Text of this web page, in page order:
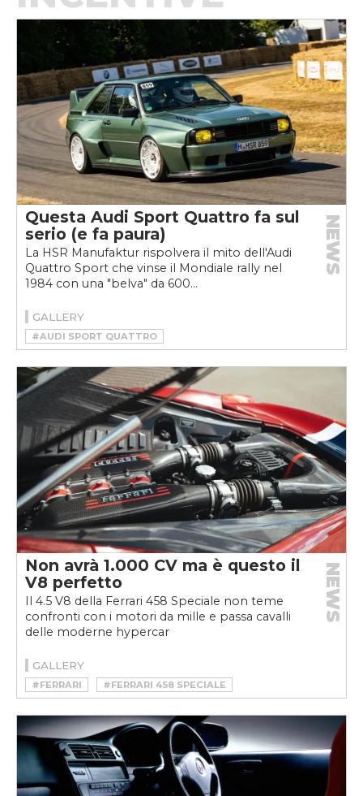
Questa Audi Sport Quattro fa sul
serio (e fa paura)
La HSR Manufaktur rispolvera il mito dell'Audi
Quattro Sport che vinse il Mondiale rally nel
1984 con una "belva" da 600...
NEWS
GALLERY
#AUDI SPORT QUATTRO
#HSR MANUFAKTUR
#RESTOMOD
Non avrà 1.000 CV ma è questo il
V8 perfetto
Il 4.5 V8 della Ferrari 458 Speciale non teme
confronti con i motori da mille e passa cavalli
delle moderne hypercar
NEWS
GALLERY
#FERRARI #FERRARI 458 SPECIALE